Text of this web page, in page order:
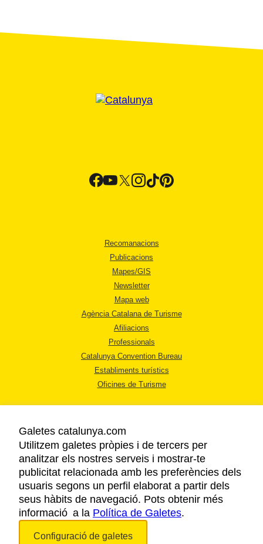
Recomanacions
Publicacions
Mapes/GIS
Newsletter
Mapa web
Agència Catalana de Turisme
Afiliacions
Professionals
Catalunya Convention Bureau
Establiments turístics
Oficines de Turisme
AVÍS LEGAL
POLÍTICA DE PRIVACITAT
COOKIES
ACCESSIBILITAT
Galetes catalunya.com
Utilitzem galetes pròpies i de tercers per
analitzar els nostres serveis i mostrar-te
publicitat relacionada amb les preferències dels
usuaris segons un perfil elaborat a partir dels
seus hàbits de navegació. Pots obtenir més
informació a la Política de Galetes.
Configuració de galetes